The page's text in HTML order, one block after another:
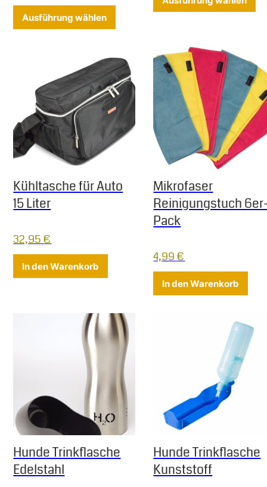
Ausführung wählen Dieses Produkt weist mehrere
Kühltasche für Auto
15 Liter
32,95€
In den Warenkorb
Mikrofaser
Reinigungstuch
Pack
4,99€
In den Warenkorb
Hunde Trinkflasche
Edelstahl
Hunde Trinkflasche
Kunststoff